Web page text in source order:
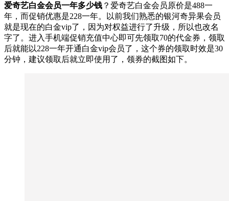
爱奇艺白金会员一年多少钱 ？爱奇艺白金会员原价是488一
年，而促销优惠是228一年。以前我们熟悉的银河奇异果会员
就是现在的白金vip了，因为对权益进行了升级，所以也改名
字了。进入手机端促销充值中心即可先领取70的代金券，领取
后就能以228一年开通白金vip会员了，这个券的领取时效是30
分钟，建议领取后就立即使用了，领券的截图如下。